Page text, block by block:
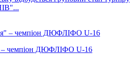
– чемпіон ДЮФЛІФО U-16